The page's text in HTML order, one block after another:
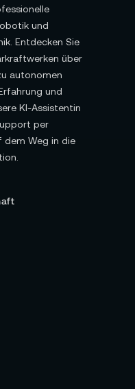
und
Entdecken Sie
über
autonomen
und
KI-Assistentin
per
dem Weg in die